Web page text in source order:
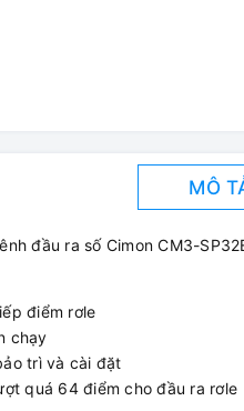
MÔ
đầu ra số Cimon CM3-
điểm rơle
chạy
trì và cài đặt
quá 64 điểm cho đầu ra rơle